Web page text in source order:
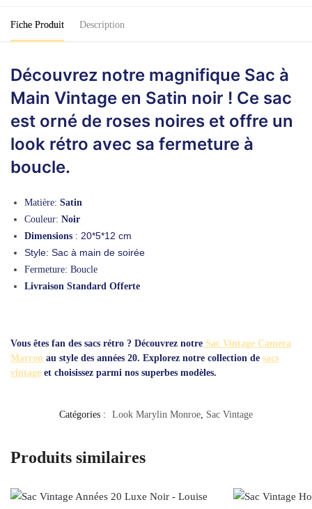
Noir
Fiche Produit Description
Découvrez notre magnifique Sac à
Main Vintage en Satin noir ! Ce sac
est orné de roses noires et offre un
look rétro avec sa fermeture à
boucle.
Matière: Satin
Couleur: Noir
Dimensions : 20*5*12 cm
Style: Sac à main de soirée
Fermeture: Boucle
Livraison Standard Offerte
Vous êtes fan des sacs rétro ? Découvrez notre Sac Vintage Camera
Marron au style des années 20. Explorez notre collection de sacs
vintage et choisissez parmi nos superbes modèles.
Catégories : Look Marylin Monroe, Sac Vintage
Produits similaires